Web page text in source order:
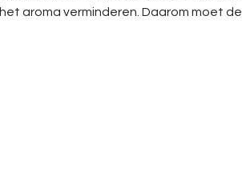
aroma verminderen. Daarom moet de